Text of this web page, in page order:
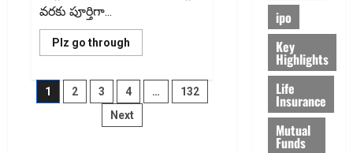
వరకు పూర్తిగా...
Plz go through
more
పే,
ఫోన్
పే
వినియోగదారులకు
షాక్..!
Posts
pagination
1 2 3 4 …
132
Next
ipo
Key
Highlights
Life
Insurance
Mutual
Funds